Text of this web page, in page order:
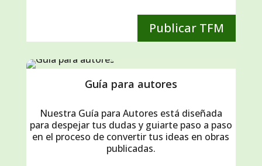
Publicar TFM
Guía para autores
Nuestra Guía para Autores está diseñada
para despejar tus dudas y guiarte paso a paso
en el proceso de convertir tus ideas en obras
publicadas.